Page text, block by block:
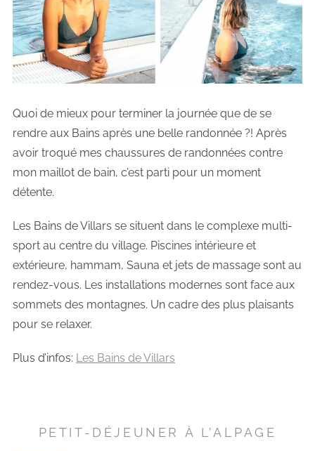
Quoi de mieux pour terminer la journée que de se
rendre aux Bains après une belle randonnée ?! Après
avoir troqué mes chaussures de randonnées contre
mon maillot de bain, c’est parti pour un moment
détente.
Les Bains de Villars se situent dans le complexe multi-
sport au centre du village. Piscines intérieure et
extérieure, hammam, Sauna et jets de massage sont au
rendez-vous. Les installations modernes sont face aux
sommets des montagnes. Un cadre des plus plaisants
pour se relaxer.
Plus d’infos: Les Bains de Villars
PETIT-DÉJEUNER À L’ALPAGE